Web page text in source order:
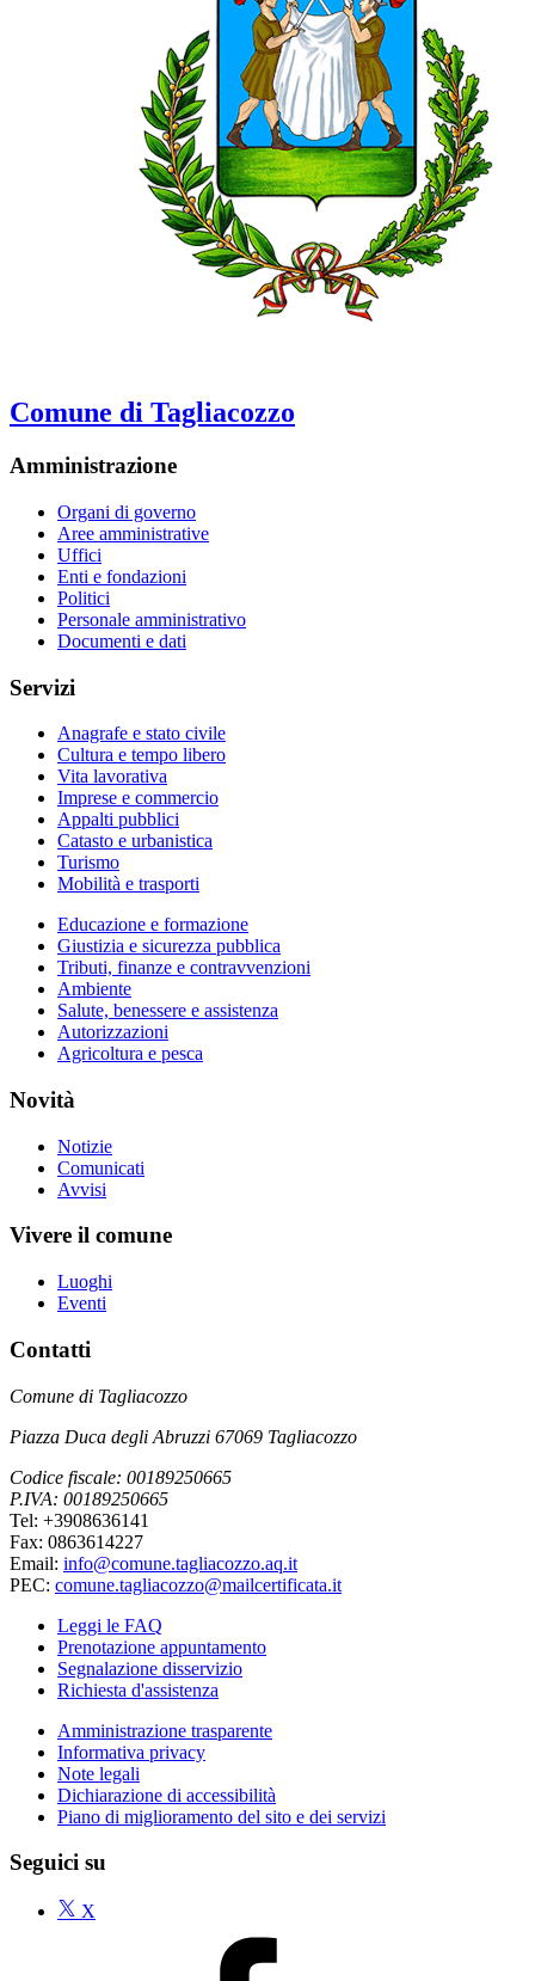
Comune di Tagliacozzo
Amministrazione
Organi di governo
Aree amministrative
Uffici
Enti e fondazioni
Politici
Personale amministrativo
Documenti e dati
Servizi
Anagrafe e stato civile
Cultura e tempo libero
Vita lavorativa
Imprese e commercio
Appalti pubblici
Catasto e urbanistica
Turismo
Mobilità e trasporti
Educazione e formazione
Giustizia e sicurezza pubblica
Tributi, finanze e contravvenzioni
Ambiente
Salute, benessere e assistenza
Autorizzazioni
Agricoltura e pesca
Novità
Notizie
Comunicati
Avvisi
Vivere il comune
Luoghi
Eventi
Contatti
Comune di Tagliacozzo
Piazza Duca degli Abruzzi 67069 Tagliacozzo
Codice fiscale: 00189250665
P.IVA: 00189250665
Tel: +3908636141
Fax: 0863614227
Email: info@comune.tagliacozzo.aq.it
PEC: comune.tagliacozzo@mailcertificata.it
Leggi le FAQ
Prenotazione appuntamento
Segnalazione disservizio
Richiesta d'assistenza
Amministrazione trasparente
Informativa privacy
Note legali
Dichiarazione di accessibilità
Piano di miglioramento del sito e dei servizi
Seguici su
X